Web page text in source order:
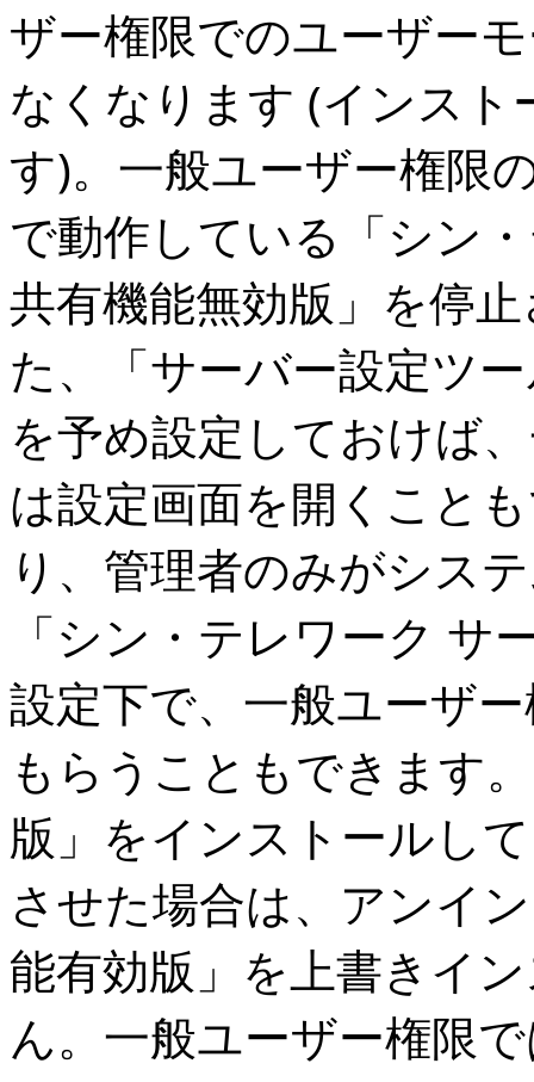
ザー権限でのユーザー
なくなります (インス
す)。一般ユーザー権限
で動作している「シン
共有機能無効版」を停
た、「サーバー設定ツ
を予め設定しておけば
は設定画面を開くこと
り、管理者のみがシス
「シン・テレワーク サ
設定下で、一般ユーザ
もらうこともできます
版」をインストールし
させた場合は、アンイ
能有効版」を上書きイ
ん。一般ユーザー権限